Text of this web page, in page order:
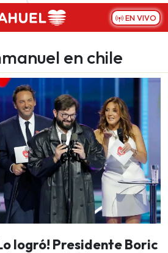
EN VIVO
en chile
logró! Presidente Boric